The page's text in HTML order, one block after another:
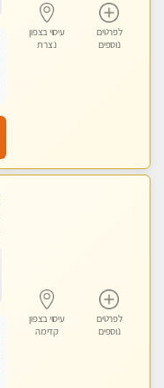
לפרטים
נוספים
עיסוי בצפון
נצרת
לפרטים
נוספים
עיסוי בצפון
קדימה